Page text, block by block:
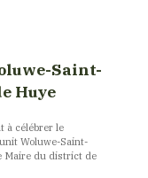
Saint-
Huye
à célébrer le
Woluwe-Saint-
Maire du district de